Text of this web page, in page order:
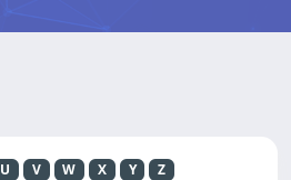
U V W X Y Z